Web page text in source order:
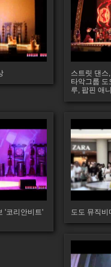
스트릿 댄스
타악그룹 도
루, 팝핀 애
'코리안비트'
도도 뮤직